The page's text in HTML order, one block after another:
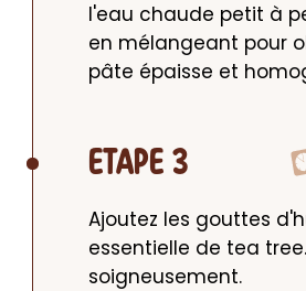
l'eau chaude petit à
en mélangeant pour
pâte épaisse et
ETAPE 3
Ajoutez les gouttes
essentielle de tea
soigneusement.